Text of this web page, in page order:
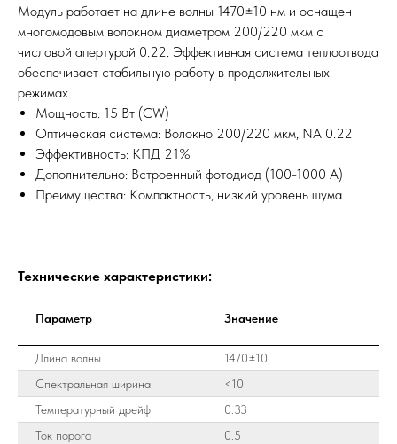
Модуль работает на длине волны 1470±10 нм и оснащен
многомодовым волокном диаметром 200/220 мкм с
числовой апертурой 0.22. Эффективная система теплоотвода
обеспечивает стабильную работу в продолжительных
режимах.
Мощность: 15 Вт (CW)
Оптическая система: Волокно 200/220 мкм, NA 0.22
Эффективность: КПД 21%
Дополнительно: Встроенный фотодиод (100-1000 А)
Преимущества: Компактность, низкий уровень шума
Технические характеристики:
Параметр Значение
Длина волны
1470±10
Спектральная ширина
<10
Температурный дрейф
0.33
Ток порога
0.5